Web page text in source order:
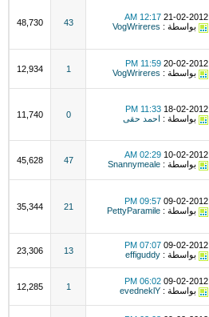
21-02-2012
12:17 AM
بواسطة : VogWrireres
43
48,730
20-02-2012
11:59 PM
بواسطة : VogWrireres
1
12,934
18-02-2012
11:33 PM
بواسطة :
احمد حقى 0
11,740
10-02-2012
02:29 AM
بواسطة : Snannymeale
47
45,628
09-02-2012
09:57 PM
بواسطة : PettyParamile
21
35,344
09-02-2012
07:07 PM
بواسطة : effiguddy
13
23,306
09-02-2012
06:02 PM
بواسطة : evedneklY
1
12,285